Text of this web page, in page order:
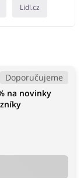
Lidl.cz
Doporučujeme
na novinky